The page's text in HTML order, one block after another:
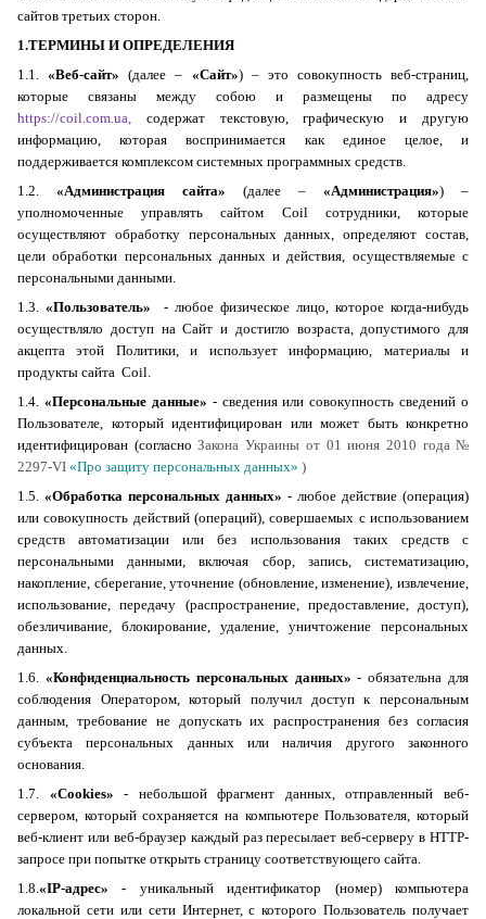
сайтов третьих сторон.
1.ТЕРМИНЫ И ОПРЕДЕЛЕНИЯ
1.1.«Веб-сайт»(далее– «Сайт») – это совокупность веб-страниц,
которые связаны между собою и размещены по адресу
https://coil.com.ua, содержат текстовую, графическую и другую
информацию, которая воспринимается как единое целое, и
поддерживается комплексом системных программных средств.
1.2. «Администрация сайта» (далее – «Администрация») –
уполномоченные управлять сайтом Coilсотрудники, которые
осуществляют обработку персональных данных, определяют состав,
цели обработки персональных данных и действия, осуществляемые с
персональными данными.
1.3. «Пользователь»
- любое физическое лицо, которое когда-нибудь
осуществляло доступ на Сайт и достигло возраста, допустимого для
акцепта этой Политики, и использует информацию, материалы и
продукты сайта Coil.
1.4. «Персональные данные» - сведения или совокупность сведений о
Пользователе, который идентифицирован или может быть конкретно
идентифицирован (согласно Закона Украины от 01июня 2010 года№
2297-VI «Про защиту персональных данных» )
1.5. «Обработка персональных данных» - любое действие (операция)
или совокупность действий (операций), совершаемых с использованием
средств автоматизации или без использования таких средств с
персональными данными, включая сбор, запись, систематизацию,
накопление, сберегание, уточнение (обновление, изменение), извлечение,
использование, передачу (распространение, предоставление, доступ),
обезличивание, блокирование, удаление, уничтожение персональных
данных.
1.6. «Конфиденциальность персональных данных» - обязательна для
соблюдения Оператором, который получил доступ к персональным
данным, требование не допускать их распространения без согласия
субъекта персональных данных или наличия другого законного
основания.
1.7. «Cookies» - небольшой фрагмент данных, отправленный веб-
сервером, который сохраняется на компьютере Пользователя, который
веб-клиент или веб-браузер каждый раз пересылает веб-серверу в НТТР-
запросе при попытке открыть страницу соответствующего сайта.
1.8.«IP-адрес» - уникальный идентификатор (номер) компьютера
локальной сети или сети Интернет, с которого Пользователь получает